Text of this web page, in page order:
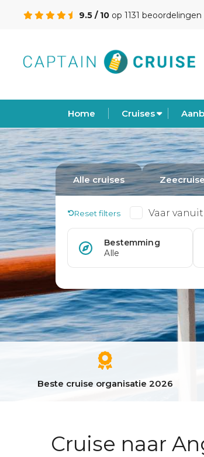
9.5 / 10 op 1131 beoordelingen
Home Cruises
Beste cruise organisatie 2026
Cruise naar